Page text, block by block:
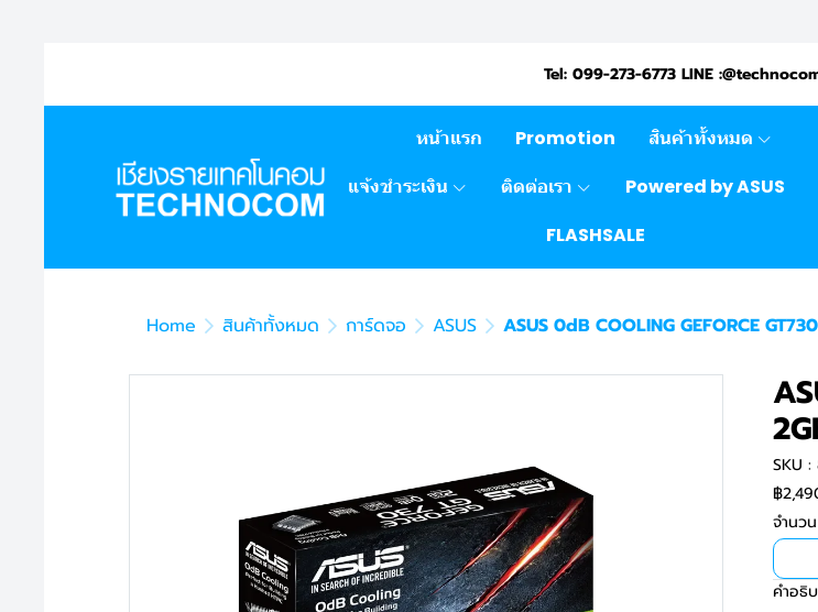
Tel: 099-273-6773 LINE
หน้าแรก Promotion
สินค้าทั้งหมด
แจ้งชำระเงิน
ติดต่อเรา Powered by ASUS
FLASHSALE
Home สินค้าทั้งหมด การ์ดจอ ASUS ASUS 0dB COOLING GEFORCE
SKU
฿
จำนวน
คำอธิ